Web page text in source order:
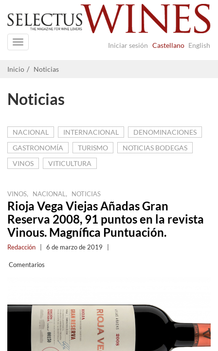
Iniciar sesión Castellano English
Navigation
Inicio Noticias
Noticias
NACIONAL INTERNACIONAL
DENOMINACIONES
GASTRONOMÍA
TURISMO
NOTICIAS BODEGAS
VINOS
VITICULTURA
VINOS, NACIONAL , NOTICIAS
Rioja Vega Viejas Añadas Gran
Reserva 2008, 91 puntos en la revista
Vinous. Magnífica Puntuación.
Redacción 6 de marzo de 2019
Comentarios